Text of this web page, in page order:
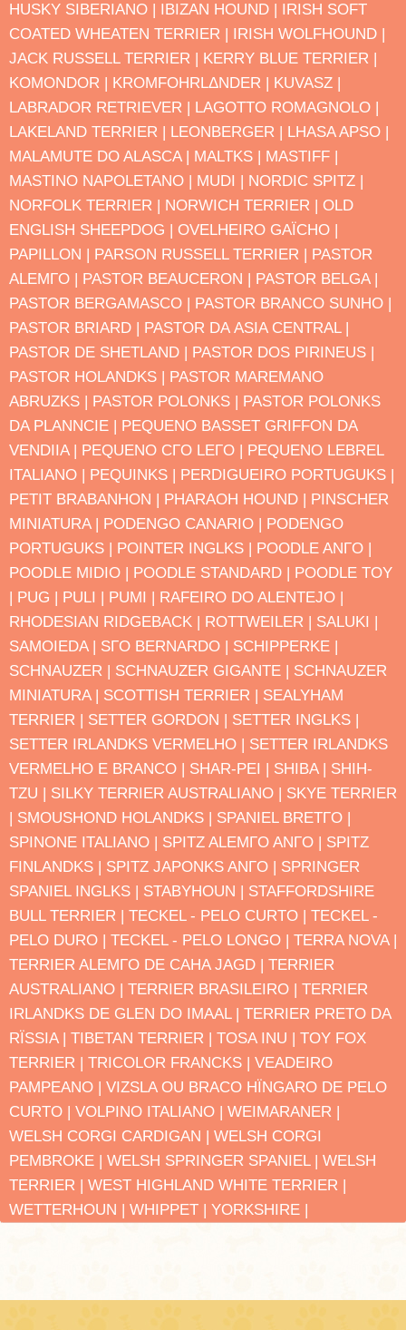
HUSKY SIBERIANO |
IBIZAN HOUND |
IRISH SOFT
COATED WHEATEN TERRIER |
IRISH WOLFHOUND |
JACK RUSSELL TERRIER |
KERRY BLUE TERRIER |
KOMONDOR |
KROMFOHRLΔNDER |
KUVASZ |
LABRADOR RETRIEVER |
LAGOTTO ROMAGNOLO |
LAKELAND TERRIER |
LEONBERGER |
LHASA APSO |
MALAMUTE DO ALASCA |
MALTΚS |
MASTIFF |
MASTINO NAPOLETANO |
MUDI |
NORDIC SPITZ |
NORFOLK TERRIER |
NORWICH TERRIER | OLD
ENGLISH SHEEPDOG | OVELHEIRO GAΪCHO |
PAPILLON |
PARSON RUSSELL TERRIER |
PASTOR
ALEMΓO |
PASTOR BEAUCERON |
PASTOR BELGA |
PASTOR BERGAMASCO |
PASTOR BRANCO SUΝΗO |
PASTOR BRIARD |
PASTOR DA ΑSIA CENTRAL |
PASTOR DE SHETLAND |
PASTOR DOS PIRINEUS |
PASTOR HOLANDΚS |
PASTOR MAREMANO
ABRUZΚS |
PASTOR POLONΚS |
PASTOR POLONΚS
DA PLANΝCIE |
PEQUENO BASSET GRIFFON DA
VENDΙIA |
PEQUENO CΓO LEΓO |
PEQUENO LEBREL
ITALIANO |
PEQUINΚS |
PERDIGUEIRO PORTUGUΚS |
PETIT BRABANΗON |
PHARAOH HOUND |
PINSCHER
MINIATURA |
PODENGO CANΑRIO |
PODENGO
PORTUGUΚS |
POINTER INGLΚS |
POODLE ANΓO |
POODLE MΙDIO |
POODLE STANDARD |
POODLE TOY
PUG | PULI | PUMI |
RAFEIRO DO ALENTEJO |
RHODESIAN RIDGEBACK |
ROTTWEILER | SALUKI |
SAMOIEDA | SΓO BERNARDO | SCHIPPERKE |
SCHNAUZER | SCHNAUZER GIGANTE | SCHNAUZER
MINIATURA | SCOTTISH TERRIER | SEALYHAM
TERRIER | SETTER GORDON | SETTER INGLΚS |
SETTER IRLANDΚS VERMELHO | SETTER IRLANDΚS
VERMELHO E BRANCO | SHAR-PEI | SHIBA | SHIH-
TZU | SILKY TERRIER AUSTRALIANO | SKYE TERRIER
SMOUSHOND HOLANDΚS | SPANIEL BRETΓO |
SPINONE ITALIANO | SPITZ ALEMΓO ANΓO | SPITZ
FINLANDΚS | SPITZ JAPONΚS ANΓO | SPRINGER
SPANIEL INGLΚS | STABYHOUN | STAFFORDSHIRE
BULL TERRIER | TECKEL - PELO CURTO | TECKEL -
PELO DURO | TECKEL - PELO LONGO | TERRA NOVA |
TERRIER ALEMΓO DE CAΗA JAGD | TERRIER
AUSTRALIANO | TERRIER BRASILEIRO | TERRIER
IRLANDΚS DE GLEN DO IMAAL | TERRIER PRETO DA
RΪSSIA | TIBETAN TERRIER | TOSA INU | TOY FOX
TERRIER | TRICOLOR FRANCΚS | VEADEIRO
PAMPEANO | VIZSLA OU BRACO HΪNGARO DE PELO
CURTO | VOLPINO ITALIANO | WEIMARANER |
WELSH CORGI CARDIGAN | WELSH CORGI
PEMBROKE | WELSH SPRINGER SPANIEL | WELSH
TERRIER | WEST HIGHLAND WHITE TERRIER |
WETTERHOUN | WHIPPET | YORKSHIRE |